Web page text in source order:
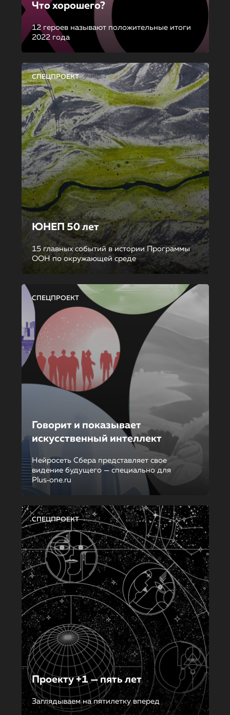
Что хорошего?
12 героев называют положительные итоги
2022 года
СПЕЦПРОЕКТ
ЮНЕП 50 лет
15 главных событий в истории Программы
ООН по окружающей среде
СПЕЦПРОЕКТ
Говорит и показывает
искусственный интеллект
Нейросеть Сбера представляет свое
видение будущего — специально для
Plus‑one.ru
СПЕЦПРОЕКТ
Проекту +1 — пять лет
Заглядываем на пятилетку вперед